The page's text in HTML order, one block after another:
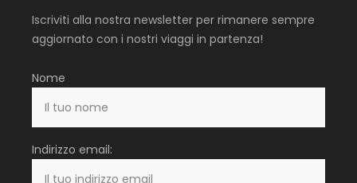
Iscriviti alla nostra newsletter per rimanere sempre
aggiornato con i nostri viaggi in partenza!
Nome
Indirizzo email: